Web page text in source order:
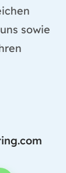
sowie